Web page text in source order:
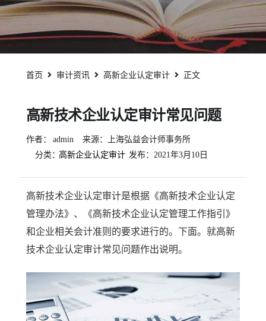
首页 审计资讯 高新企业认定审计 正文
高新技术企业认定审计常见问题
作者： admin
来源：上海弘益会计师事务所
分类：高新企业认定审计 发布： 2021年3月10日
高新技术企业认定审计是根据《高新技术企业认定
管理办法》、《高新技术企业认定管理工作指引》
和企业相关会计准则的要求进行的。下面。就高新
技术企业认定审计常见问题作出说明。